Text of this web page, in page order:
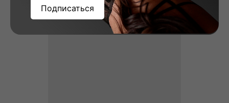
Подписаться